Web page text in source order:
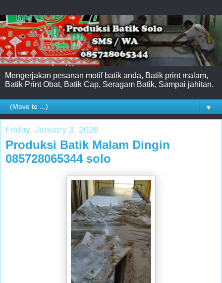
Mengerjakan pesanan motif batik anda, Batik print malam,
Batik Print Obat, Batik Cap, Seragam Batik, Sampai jahitan.
▼
Friday, January 3, 2020
Produksi Batik Malam Dingin
085728065344 solo